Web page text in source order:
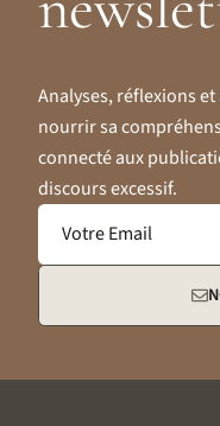
Analyses, réflexions
nourrir sa
connecté aux
discours excessif.
Votre Email